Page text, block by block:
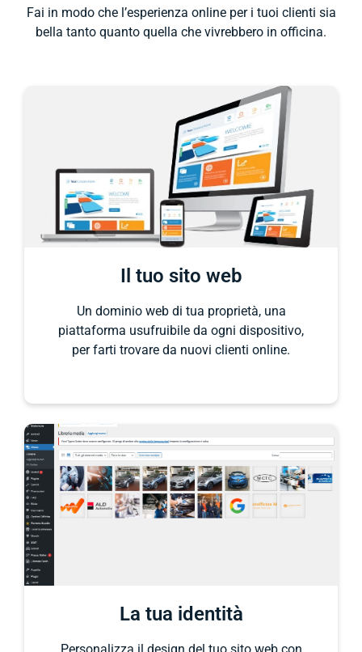
Fai in modo che l’esperienza online per i tuoi clienti sia
bella tanto quanto quella che vivrebbero in officina.
Il tuo sito web
Un dominio web di tua proprietà, una
piattaforma usufruibile da ogni dispositivo,
per farti trovare da nuovi clienti online.
La tua identità